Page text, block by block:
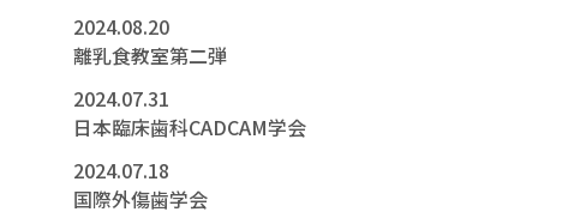
2024.08.20
離乳食教室第二弾
2024.07.31
日本臨床歯科CADCAM学会
2024.07.18
国際外傷歯学会